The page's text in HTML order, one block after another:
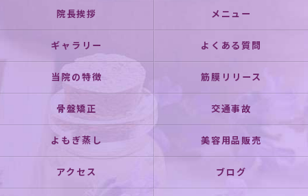
院長挨拶 メニュー
ギャラリー よくある質問
当院の特徴 筋膜リリース
骨盤矯正 交通事故
よもぎ蒸し 美容用品販売
アクセス ブログ